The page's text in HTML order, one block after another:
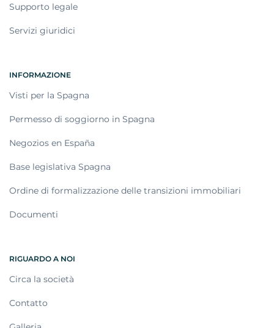
Supporto legale
Servizi giuridici
INFORMAZIONE
Visti per la Spagna
Permesso di soggiorno in Spagna
Negozios en España
Base legislativa Spagna
Ordine di formalizzazione delle transizioni immobiliari
Documenti
RIGUARDO A NOI
Circa la società
Contatto